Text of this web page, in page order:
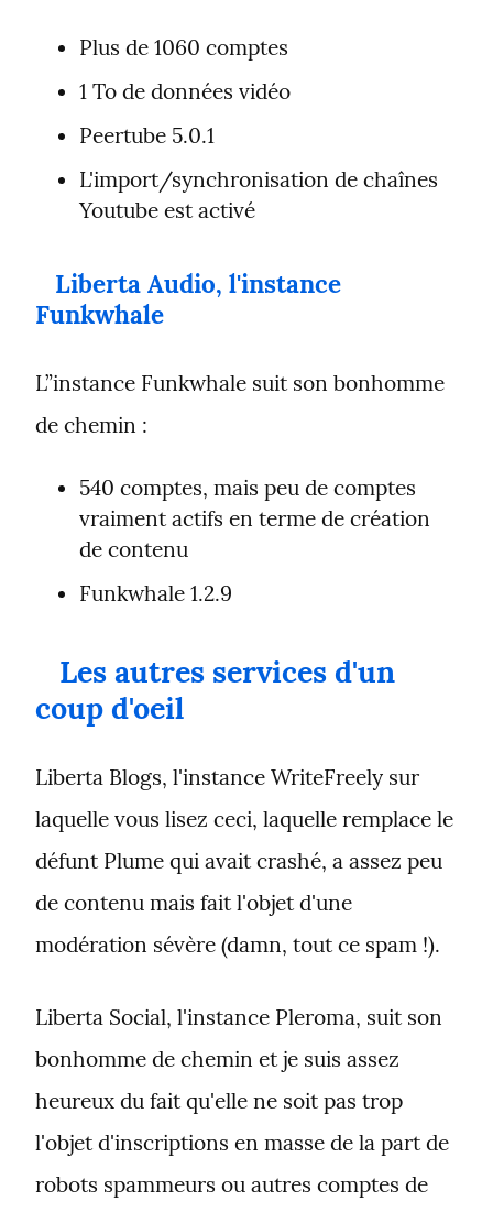
Plus de 1060 comptes
1 To de données vidéo
Peertube 5.0.1
L'import/synchronisation de chaînes
Youtube est activé
Liberta Audio, l'instance
Funkwhale
L”instance Funkwhale suit son bonhomme
de chemin :
540 comptes, mais peu de comptes
vraiment actifs en terme de création
de contenu
Funkwhale 1.2.9
Les autres services d'un
coup d'oeil
Liberta Blogs, l'instance WriteFreely sur
laquelle vous lisez ceci, laquelle remplace le
défunt Plume qui avait crashé, a assez peu
de contenu mais fait l'objet d'une
modération sévère (damn, tout ce spam !).
Liberta Social, l'instance Pleroma, suit son
bonhomme de chemin et je suis assez
heureux du fait qu'elle ne soit pas trop
l'objet d'inscriptions en masse de la part de
robots spammeurs ou autres comptes de